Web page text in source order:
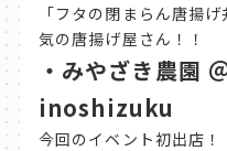
「フタの閉まらん唐揚
気の唐揚げ屋さん！！
・みやざき農
inoshizuku
今回のイベント初出店！